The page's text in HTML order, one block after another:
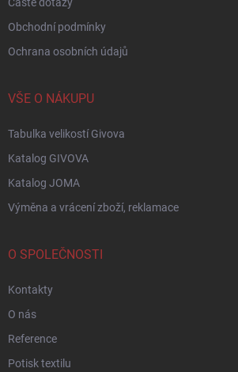
Obchodní podmínky
Ochrana osobních údajů
VŠE O NÁKUPU
Tabulka velikostí Givova
Katalog GIVOVA
Katalog JOMA
Výměna a vrácení zboží, reklamace
O SPOLEČNOSTI
Kontakty
O nás
Reference
Potisk textilu